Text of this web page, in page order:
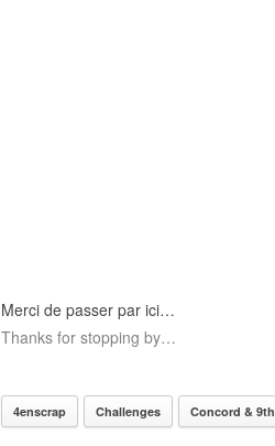
Merci de passer par ici…
Thanks for stopping by…
4enscrap Challenges Concord & 9th